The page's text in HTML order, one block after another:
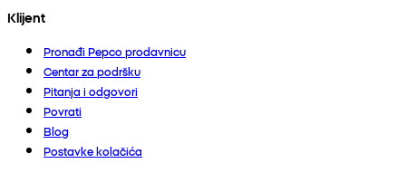
Klijent
Pronađi Pepco prodavnicu
Centar za podršku
Pitanja i odgovori
Povrati
Blog
Postavke kolačića